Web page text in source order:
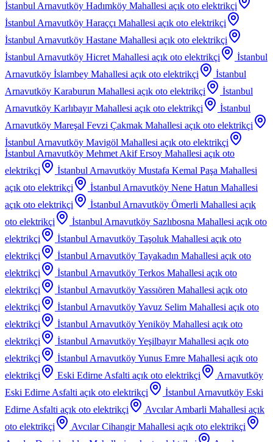
İstanbul Arnavutköy Hadımköy Mahallesi açık oto elektrikçi
İstanbul Arnavutköy Haraççı Mahallesi açık oto elektrikçi
İstanbul Arnavutköy Hastane Mahallesi açık oto elektrikçi
İstanbul Arnavutköy Hicret Mahallesi açık oto elektrikçi
İstanbul
Arnavutköy İslambey Mahallesi açık oto elektrikçi
İstanbul
Arnavutköy Karaburun Mahallesi açık oto elektrikçi
İstanbul
Arnavutköy Karlıbayır Mahallesi açık oto elektrikçi
İstanbul
Arnavutköy Mareşal Fevzi Çakmak Mahallesi açık oto elektrikçi
İstanbul Arnavutköy Mavigöl Mahallesi açık oto elektrikçi
İstanbul Arnavutköy Mehmet Akif Ersoy Mahallesi açık oto
elektrikçi
İstanbul Arnavutköy Mustafa Kemal Paşa Mahallesi
açık oto elektrikçi
İstanbul Arnavutköy Nene Hatun Mahallesi
açık oto elektrikçi
İstanbul Arnavutköy Ömerli Mahallesi açık
oto elektrikçi
İstanbul Arnavutköy Sazlıbosna Mahallesi açık oto
elektrikçi
İstanbul Arnavutköy Taşoluk Mahallesi açık oto
elektrikçi
İstanbul Arnavutköy Tayakadın Mahallesi açık oto
elektrikçi
İstanbul Arnavutköy Terkos Mahallesi açık oto
elektrikçi
İstanbul Arnavutköy Yassıören Mahallesi açık oto
elektrikçi
İstanbul Arnavutköy Yavuz Selim Mahallesi açık oto
elektrikçi
İstanbul Arnavutköy Yeniköy Mahallesi açık oto
elektrikçi
İstanbul Arnavutköy Yeşilbayır Mahallesi açık oto
elektrikçi
İstanbul Arnavutköy Yunus Emre Mahallesi açık oto
elektrikçi
Eski Edirne Asfalti açık oto elektrikçi
Arnavutköy
Eski Edirne Asfalti açık oto elektrikçi
İstanbul Arnavutköy Eski
Edirne Asfalti açık oto elektrikçi Avcılar Ambarli Mahallesi açık
oto elektrikçi
Avcılar Cihangir Mahallesi açık oto elektrikçi